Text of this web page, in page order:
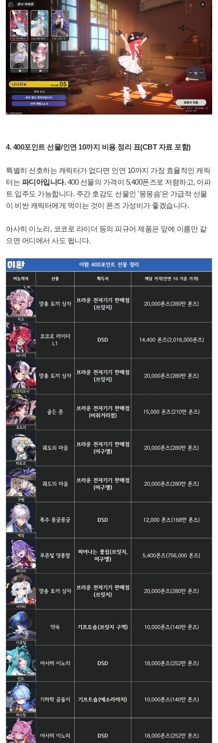
4. 400포인트 선물/인연 10까지 비용 정리 표(CBT 자료 포함)
특별히 선호하는 캐릭터가 없다면 인연 10까지 가장 효율적인 캐릭
터는 파디아입니다.400 선물의 가격이 5,400폰즈로 저렴하고, 아파
트 입주도 가능합니다. 주간 호감도 선물인 '몽몽솜'은 가급적 선물
이 비싼 캐릭터에게 먹이는 것이 폰즈 가성비가 좋겠습니다.
아사히 이노리, 코코로 라이더 등의 피규어 제품은 앞에 이름만 같
으면 어디에서 사도 됩니다.